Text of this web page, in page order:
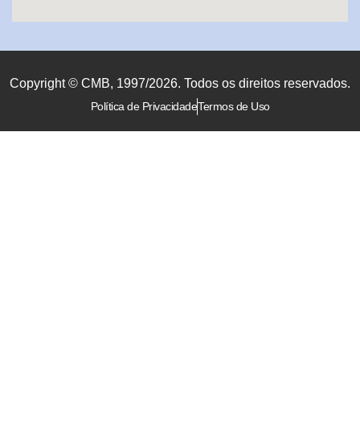
Copyright © CMB, 1997/2026. Todos os direitos reservados.
Política de PrivacidadeTermos de Uso